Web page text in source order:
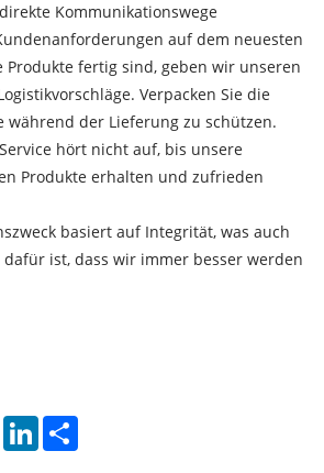
Kommunikationswege
auf dem neuesten
Produkte fertig sind, geben wir unseren
Verpacken Sie die
während der Lieferung zu schützen.
hört nicht auf, bis unsere
Produkte erhalten und zufrieden
basiert auf Integrität, was auch
ist, dass wir immer besser werden
PinterestLinkedIn